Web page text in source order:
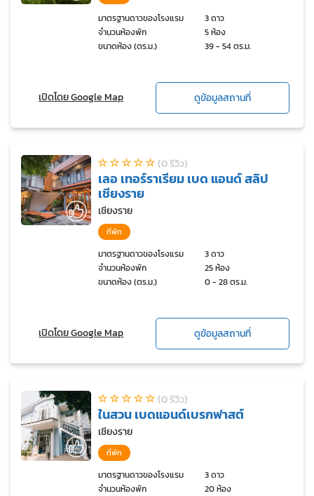
มาตรฐานดาวของโรงแรม
3 ดาว
จำนวนห้องพัก
5 ห้อง
ขนาดห้อง (ตร.ม.)
39 - 54 ตร.ม.
เปิดโดย Google Map ดูข้อมูลสถานที่
(0 รีวิว)
เลอ เทอร์ราเรียม เบด แอนด์ สลิป
เชียงราย
เชียงราย
ที่พัก
มาตรฐานดาวของโรงแรม
3 ดาว
จำนวนห้องพัก
25 ห้อง
ขนาดห้อง (ตร.ม.)
0 - 28 ตร.ม.
เปิดโดย Google Map ดูข้อมูลสถานที่
(0 รีวิว)
ในสวน เบดแอนด์เบรกฟาสต์
เชียงราย
ที่พัก
มาตรฐานดาวของโรงแรม
3 ดาว
จำนวนห้องพัก
20 ห้อง